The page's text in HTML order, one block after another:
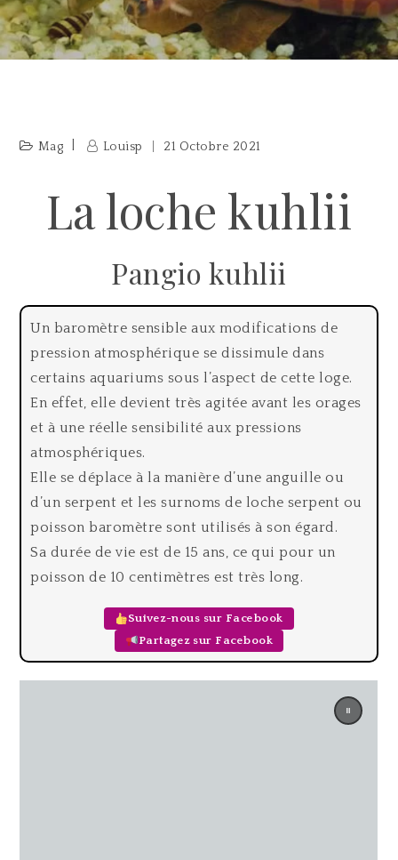
Mag Louisp 21 Octobre 2021
La loche kuhlii
Pangio kuhlii
Un baromètre sensible aux modifications de
pression atmosphérique se dissimule dans
certains aquariums sous l’aspect de cette loge.
En effet, elle devient très agitée avant les orages
et à une réelle sensibilité aux pressions
atmosphériques.
Elle se déplace à la manière d’une anguille ou
d’un serpent et les surnoms de loche serpent ou
poisson baromètre sont utilisés à son égard.
Sa durée de vie est de 15 ans, ce qui pour un
poisson de 10 centimètres est très long.
Suivez-nous sur Facebook
Partagez sur Facebook